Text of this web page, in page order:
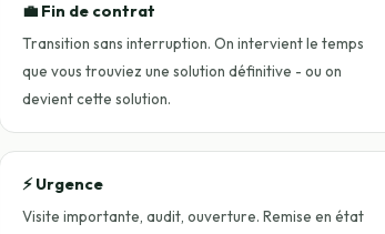
💼 Fin de contrat
Transition sans interruption. On intervient le temps
que vous trouviez une solution définitive - ou on
devient cette solution.
⚡ Urgence
Visite importante, audit, ouverture. Remise en état